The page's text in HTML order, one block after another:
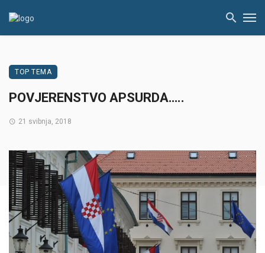
TOP TEMA
POVJERENSTVO APSURDA…..
21 svibnja, 2018